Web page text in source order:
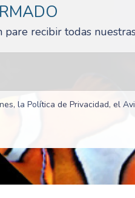
recibir todas
la Política de Privacidad, el